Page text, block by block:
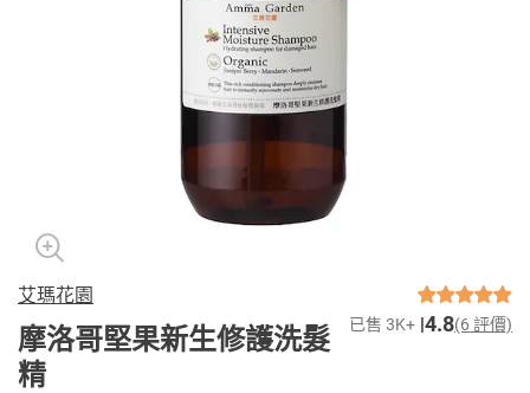
艾瑪花園
摩洛哥堅果新生修護洗髮
精
已售 3K+ 4.8(6 評價)